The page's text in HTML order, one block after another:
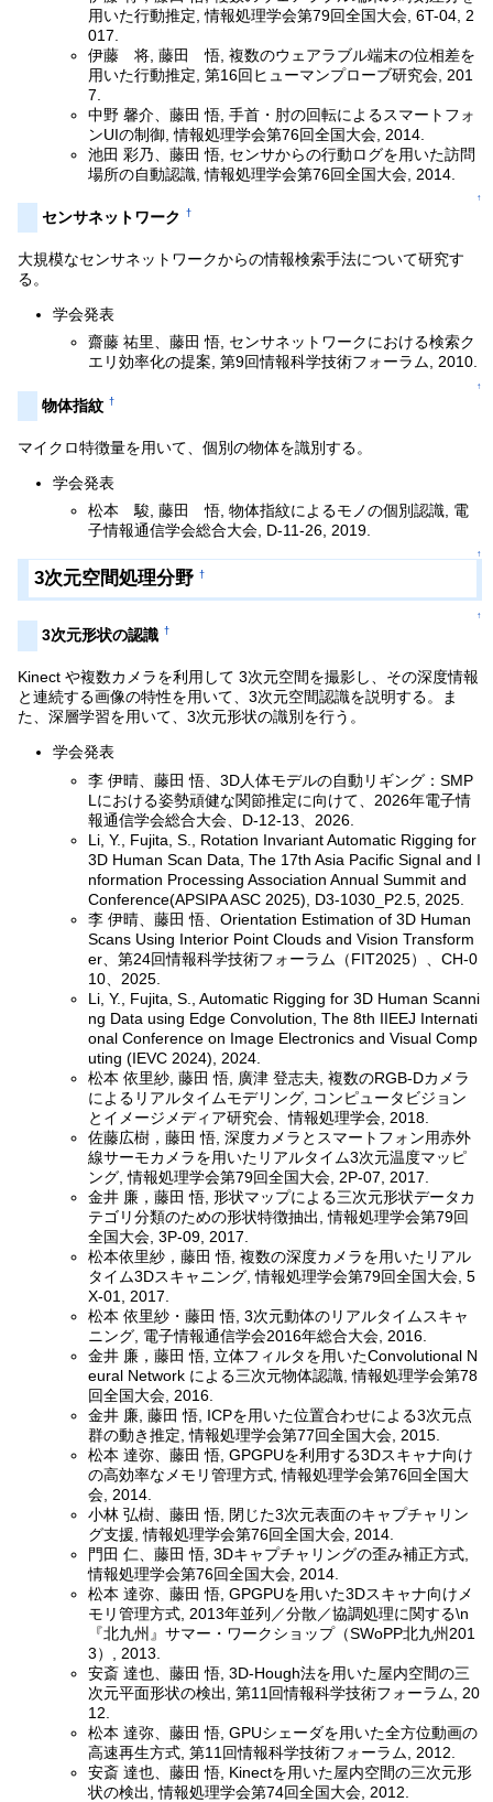
用いた行動推定, 情報処理学会第79回全国大会, 6T-04, 2
017.
伊藤 将, 藤田 悟, 複数のウェアラブル端末の位相差を
用いた行動推定, 第16回ヒューマンプローブ研究会, 201
7.
中野 馨介、藤田 悟, 手首・肘の回転によるスマートフォ
ンUIの制御, 情報処理学会第76回全国大会, 2014.
池田 彩乃、藤田 悟, センサからの行動ログを用いた訪問
場所の自動認識, 情報処理学会第76回全国大会, 2014.
↑
センサネットワーク †
大規模なセンサネットワークからの情報検索手法について研究す
る。
学会発表
齋藤 祐里、藤田 悟, センサネットワークにおける検索ク
エリ効率化の提案, 第9回情報科学技術フォーラム, 2010.
↑
物体指紋 †
マイクロ特徴量を用いて、個別の物体を識別する。
学会発表
松本 駿, 藤田 悟, 物体指紋によるモノの個別認識, 電
子情報通信学会総合大会, D-11-26, 2019.
↑
3次元空間処理分野 †
↑
3次元形状の認識 †
Kinect や複数カメラを利用して 3次元空間を撮影し、その深度情報
と連続する画像の特性を用いて、3次元空間認識を説明する。ま
た、深層学習を用いて、3次元形状の識別を行う。
学会発表
李 伊晴、藤田 悟、3D人体モデルの自動リギング：SMP
Lにおける姿勢頑健な関節推定に向けて、2026年電子情
報通信学会総合大会、D-12-13、2026.
Li, Y., Fujita, S., Rotation Invariant Automatic Rigging for
3D Human Scan Data, The 17th Asia Pacific Signal and I
nformation Processing Association Annual Summit and
Conference(APSIPA ASC 2025), D3-1030_P2.5, 2025.
李 伊晴、藤田 悟、Orientation Estimation of 3D Human
Scans Using Interior Point Clouds and Vision Transform
er、第24回情報科学技術フォーラム（FIT2025）、CH-0
10、2025.
Li, Y., Fujita, S., Automatic Rigging for 3D Human Scanni
ng Data using Edge Convolution, The 8th IIEEJ Internati
onal Conference on Image Electronics and Visual Comp
uting (IEVC 2024), 2024.
松本 依里紗, 藤田 悟, 廣津 登志夫, 複数のRGB-Dカメラ
によるリアルタイムモデリング, コンピュータビジョン
とイメージメディア研究会、情報処理学会, 2018.
佐藤広樹，藤田 悟, 深度カメラとスマートフォン用赤外
線サーモカメラを用いたリアルタイム3次元温度マッピ
ング, 情報処理学会第79回全国大会, 2P-07, 2017.
金井 廉，藤田 悟, 形状マップによる三次元形状データカ
テゴリ分類のための形状特徴抽出, 情報処理学会第79回
全国大会, 3P-09, 2017.
松本依里紗，藤田 悟, 複数の深度カメラを用いたリアル
タイム3Dスキャニング, 情報処理学会第79回全国大会, 5
X-01, 2017.
松本 依里紗・藤田 悟, 3次元動体のリアルタイムスキャ
ニング, 電子情報通信学会2016年総合大会, 2016.
金井 廉，藤田 悟, 立体フィルタを用いたConvolutional N
eural Network による三次元物体認識, 情報処理学会第78
回全国大会, 2016.
金井 廉, 藤田 悟, ICPを用いた位置合わせによる3次元点
群の動き推定, 情報処理学会第77回全国大会, 2015.
松本 達弥、藤田 悟, GPGPUを利用する3Dスキャナ向け
の高効率なメモリ管理方式, 情報処理学会第76回全国大
会, 2014.
小林 弘樹、藤田 悟, 閉じた3次元表面のキャプチャリン
グ支援, 情報処理学会第76回全国大会, 2014.
門田 仁、藤田 悟, 3Dキャプチャリングの歪み補正方式,
情報処理学会第76回全国大会, 2014.
松本 達弥、藤田 悟, GPGPUを用いた3Dスキャナ向けメ
モリ管理方式, 2013年並列／分散／協調処理に関する\n
『北九州』サマー・ワークショップ（SWoPP北九州201
3）, 2013.
安斎 達也、藤田 悟, 3D-Hough法を用いた屋内空間の三
次元平面形状の検出, 第11回情報科学技術フォーラム, 20
12.
松本 達弥、藤田 悟, GPUシェーダを用いた全方位動画の
高速再生方式, 第11回情報科学技術フォーラム, 2012.
安斎 達也、藤田 悟, Kinectを用いた屋内空間の三次元形
状の検出, 情報処理学会第74回全国大会, 2012.